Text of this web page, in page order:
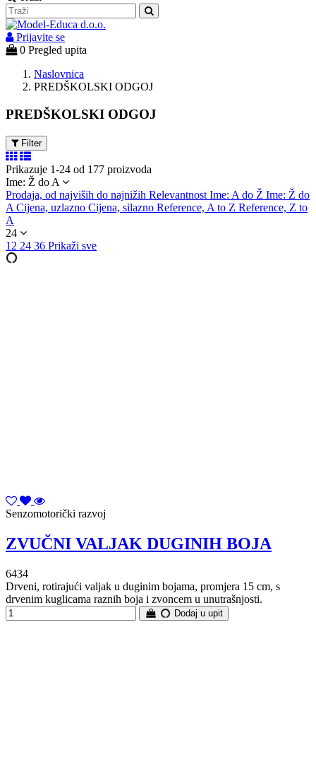
Prijavite se
0 Pregled upita
Naslovnica
PREDŠKOLSKI ODGOJ
PREDŠKOLSKI ODGOJ
Filter
Prikazuje 1-24 od 177 proizvoda
Ime: Ž do A
Prodaja, od najviših do najnižih Relevantnost Ime: A do Ž Ime: Ž do
A Cijena, uzlazno Cijena, silazno Reference, A to Z Reference, Z to
A
24
12 24 36 Prikaži sve
Senzomotorički razvoj
ZVUČNI VALJAK DUGINIH BOJA
6434
Drveni, rotirajući valjak u duginim bojama, promjera 15 cm, s
drvenim kuglicama raznih boja i zvoncem u unutrašnjosti.
Dodaj u upit